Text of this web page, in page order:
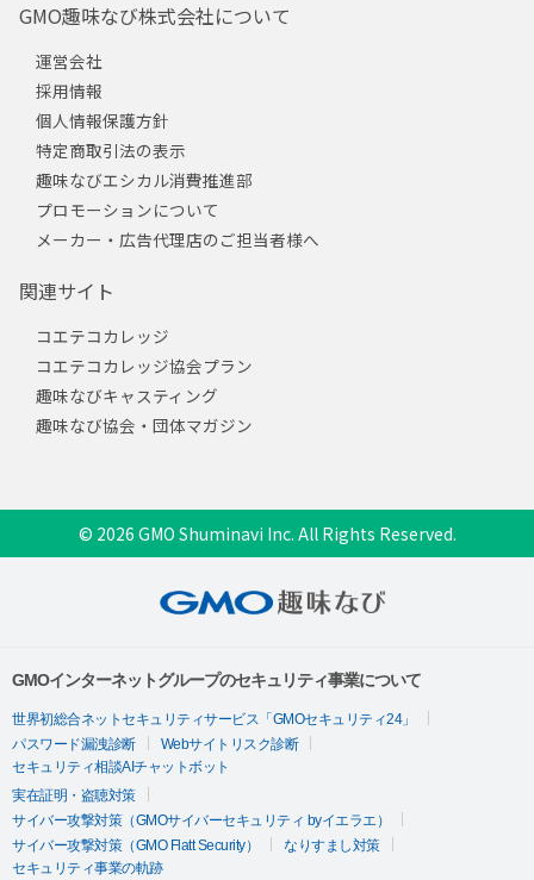
GMO趣味なび株式会社について
運営会社
採用情報
個人情報保護方針
特定商取引法の表示
趣味なびエシカル消費推進部
プロモーションについて
メーカー・広告代理店のご担当者様へ
関連サイト
コエテコカレッジ
コエテコカレッジ協会プラン
趣味なびキャスティング
趣味なび協会・団体マガジン
© 2026 GMO Shuminavi Inc. All Rights Reserved.